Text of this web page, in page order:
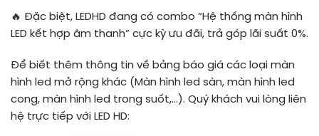
🔥 Đặc biệt, LEDHD đang có combo “Hệ thống màn hình
LED kết hợp âm thanh” cực kỳ ưu đãi, trả góp lãi suất 0%.
Để biết thêm thông tin về bảng báo giá các loại màn
hình led mở rộng khác (Màn hình led sàn, màn hình led
cong, màn hình led trong suốt,…). Quý khách vui lòng liên
hệ trực tiếp với LED HD: